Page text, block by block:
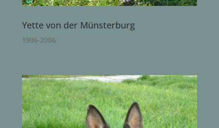
Yette von der Münsterburg
1996-2006